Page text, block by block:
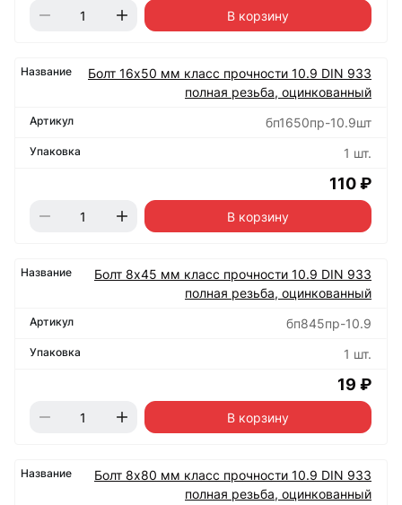
В корзину
Болт 16х50 мм класс прочности 10.9 DIN 933
полная резьба, оцинкованный
бп1650пр-10.9шт
1 шт.
110 ₽
В корзину
Болт 8х45 мм класс прочности 10.9 DIN 933
полная резьба, оцинкованный
бп845пр-10.9
1 шт.
19 ₽
В корзину
Болт 8х80 мм класс прочности 10.9 DIN 933
полная резьба, оцинкованный